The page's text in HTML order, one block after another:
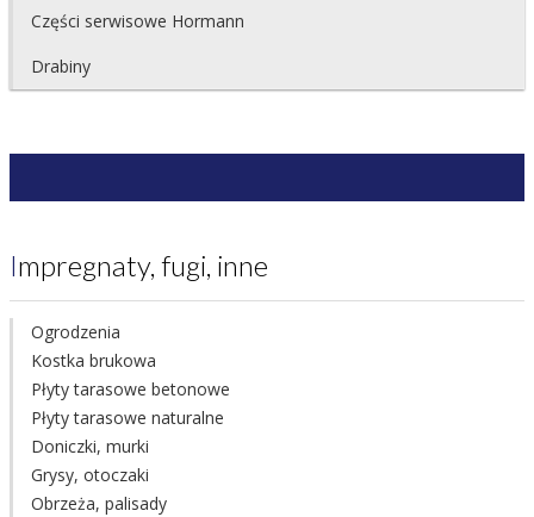
Części serwisowe Hormann
Drabiny
Impregnaty, fugi, inne
Ogrodzenia
Kostka brukowa
Płyty tarasowe betonowe
Płyty tarasowe naturalne
Doniczki, murki
Grysy, otoczaki
Obrzeża, palisady